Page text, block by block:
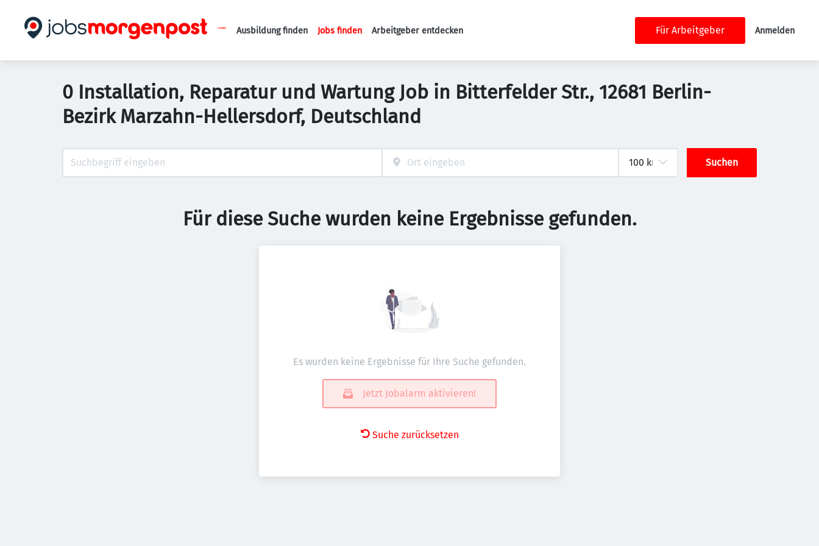
Haupt-Navigation
Ausbildung finden Jobs finden Arbeitgeber entdecken Für Arbeitgeber Anmelden
0 Installation, Reparatur und Wartung Job in Bitterfelder Str., 12681 Berlin-
Bezirk Marzahn-Hellersdorf, Deutschland
Suchen
Für diese Suche wurden keine Ergebnisse gefunden.
Es wurden keine Ergebnisse für Ihre Suche gefunden.
Jetzt Jobalarm aktivieren!
Suche zurücksetzen